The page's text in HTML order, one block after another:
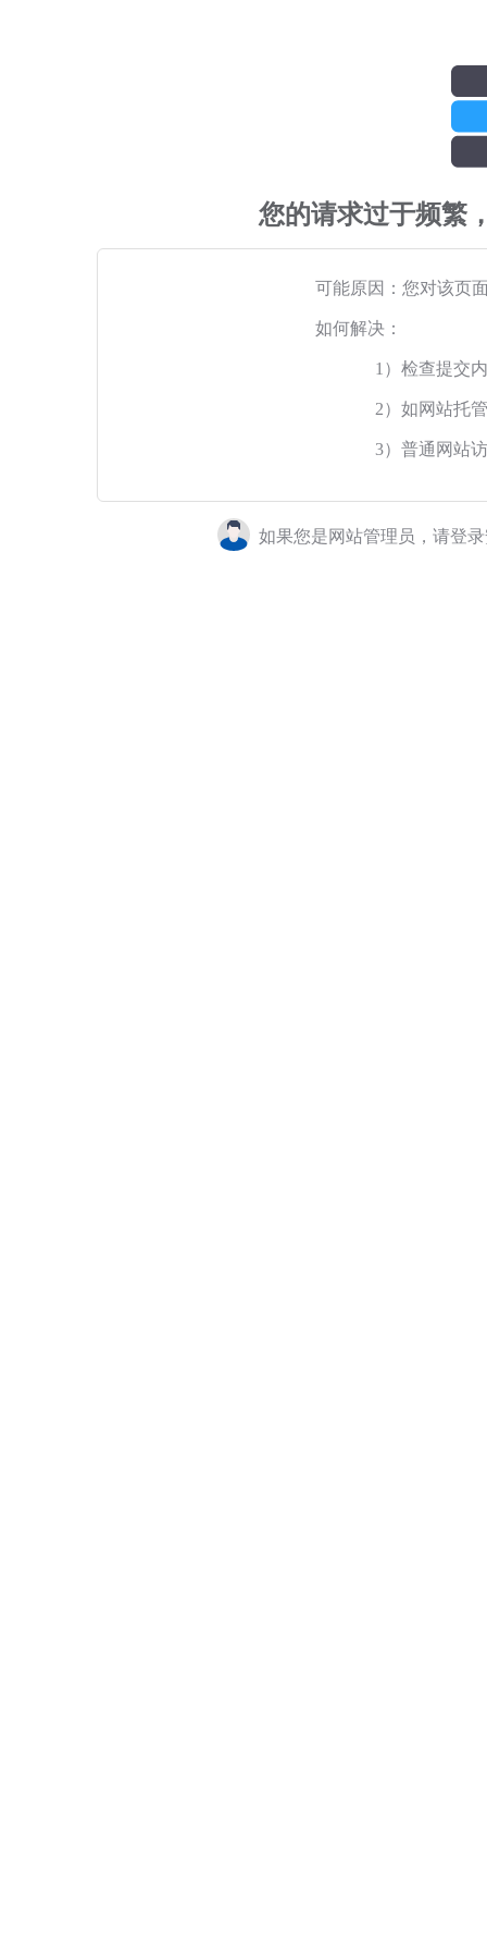
您的请求过于频繁
可能原因：您对该页
如何解决：
1）检查提交
2）如网站托
3）普通网站
如果您是网站管理员，请登